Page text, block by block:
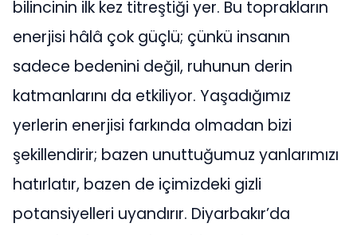
bilincinin ilk kez titreştiği yer. Bu toprakların
enerjisi hâlâ çok güçlü; çünkü insanın
sadece bedenini değil, ruhunun derin
katmanlarını da etkiliyor. Yaşadığımız
yerlerin enerjisi farkında olmadan bizi
şekillendirir; bazen unuttuğumuz yanlarımızı
hatırlatır, bazen de içimizdeki gizli
potansiyelleri uyandırır. Diyarbakır’da